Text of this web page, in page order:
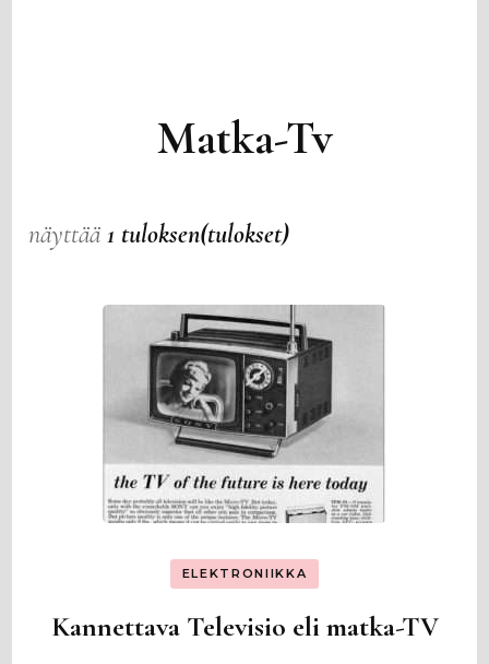
Matka-Tv
näyttää1 tuloksen(tulokset)
ELEKTRONIIKKA
Kannettava Televisio eli matka-TV